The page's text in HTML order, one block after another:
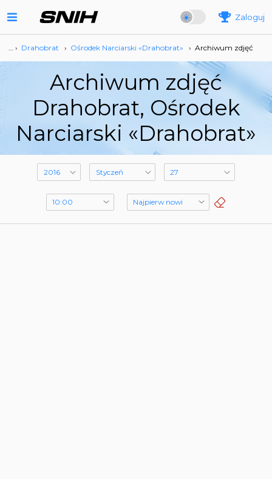
Zaloguj
… › Drahobrat › Ośrodek Narciarski «Drahobrat» › Archiwum zdjęć
Archiwum zdjęć
Drahobrat, Ośrodek
Narciarski «Drahobrat»